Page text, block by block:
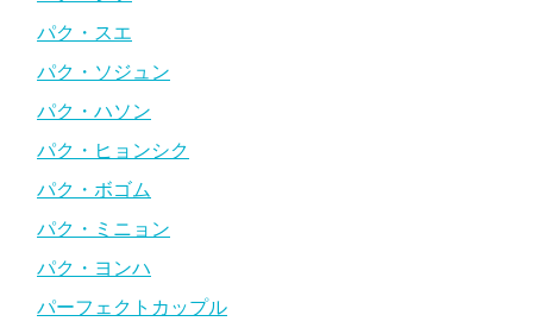
パク・スエ
パク・ソジュン
パク・ハソン
パク・ヒョンシク
パク・ボゴム
パク・ミニョン
パク・ヨンハ
パーフェクトカップル